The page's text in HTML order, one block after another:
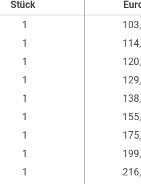
Stück
Einheit
1
1
1
1
1
1
1
1
1